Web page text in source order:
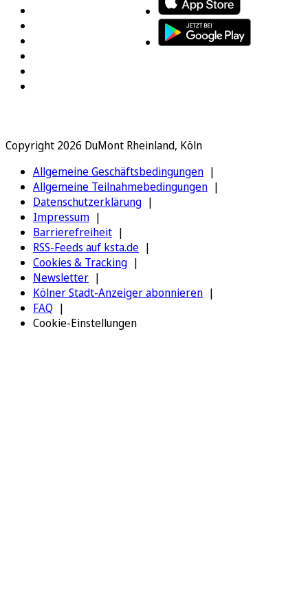
Copyright 2026 DuMont Rheinland, Köln
Allgemeine Geschäftsbedingungen
Allgemeine Teilnahmebedingungen
Datenschutzerklärung
Impressum
Barrierefreiheit
RSS-Feeds auf ksta.de
Cookies & Tracking
Newsletter
Kölner Stadt-Anzeiger abonnieren
FAQ
Cookie-Einstellungen